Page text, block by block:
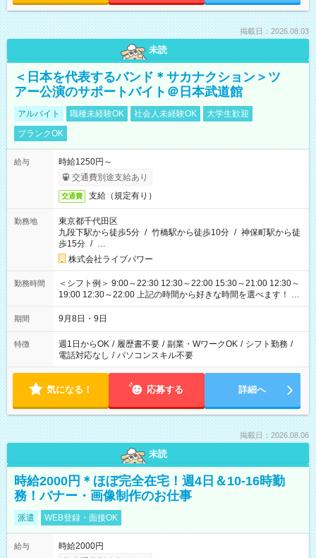
掲載日：2026.08.03
未読
＜日本を代表するバンド＊サカナクション＞ツ
アー公演のサポートバイト＠日本武道館
アルバイト 職種未経験OK 社会人未経験OK
大学生歓迎
ブランクOK
給与
時給1250円～
交通費別途支給あり
交通費 支給（規定有り）
勤務地
東京都千代田区
九段下駅から徒歩5分 / 竹橋駅から徒歩10分 / 神保町駅から徒
歩15分 / …
株式会社ライブパワー
勤務時間
＜シフト例＞ 9:00～22:30 12:30～22:00 15:30～21:00 12:30～
19:00 12:30～22:00 上記の時間から好きな時間を選べます！ ※
時間は変更となる可能性があります
期間 9月8日・9日
特徴 週1日からOK / 履歴書不要 / 副業・WワークOK / シフト勤務 /
電話対応なし / パソコンスキル不要
気になる！ 応募する 詳細へ
掲載日：2026.08.06
未読
時給2000円＊ほぼ完全在宅！週4日＆10-16時勤
務！バナー・画像制作のお仕事
派遣 WEB登録・面接OK
給与
時給2000円